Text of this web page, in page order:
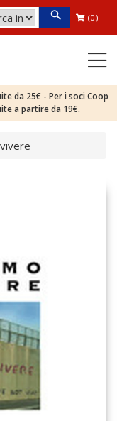
(0)
da 25€ - Per i soci Coop
a partire da 19€.